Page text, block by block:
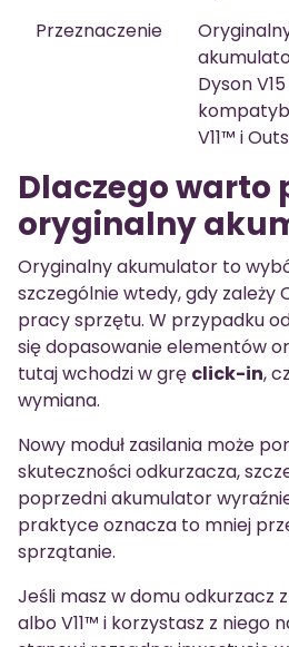
Przeznaczenie
Dyson
V11™ i
Dlaczego warto
oryginalny
Oryginalny akumulator to
szczególnie wtedy, gdy zależy
pracy sprzętu. W przypadku
się dopasowanie elementów
tutaj wchodzi w grę click-in,
wymiana.
Nowy moduł zasilania może
skuteczności odkurzacza,
poprzedni akumulator
praktyce oznacza to mniej
sprzątanie.
Jeśli masz w domu odkurzacz
albo V11™ i korzystasz z niego